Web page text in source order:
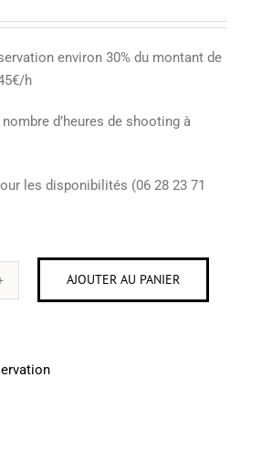
environ 30% du montant de
h
d’heures de shooting à
les disponibilités (06 28 23 71
AJOUTER AU PANIER